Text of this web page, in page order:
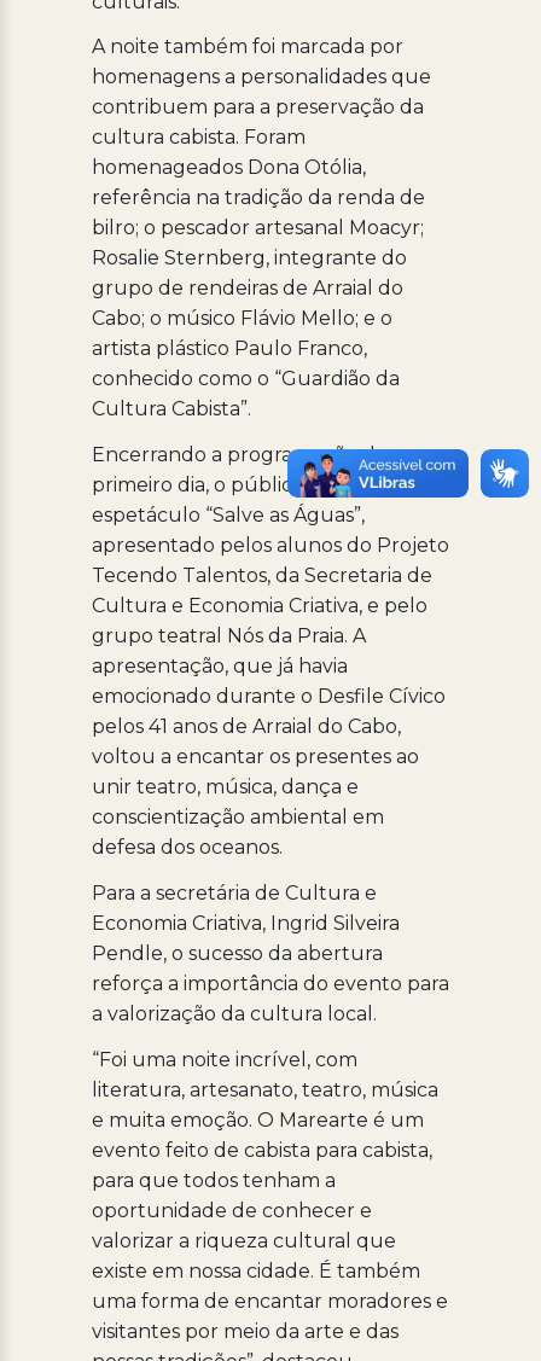
A noite também foi marcada por
homenagens a personalidades que
contribuem para a preservação da
cultura cabista. Foram
homenageados Dona Otólia,
referência na tradição da renda de
bilro; o pescador artesanal Moacyr;
Rosalie Sternberg, integrante do
grupo de rendeiras de Arraial do
Cabo; o músico Flávio Mello; e o
artista plástico Paulo Franco,
conhecido como o “Guardião da
Cultura Cabista”.
Encerrando a programação do
primeiro dia, o público pôde rever o
espetáculo “Salve as Águas”,
apresentado pelos alunos do Projeto
Tecendo Talentos, da Secretaria de
Cultura e Economia Criativa, e pelo
grupo teatral Nós da Praia. A
apresentação, que já havia
emocionado durante o Desfile Cívico
pelos 41 anos de Arraial do Cabo,
voltou a encantar os presentes ao
unir teatro, música, dança e
conscientização ambiental em
defesa dos oceanos.
Para a secretária de Cultura e
Economia Criativa, Ingrid Silveira
Pendle, o sucesso da abertura
reforça a importância do evento para
a valorização da cultura local.
“Foi uma noite incrível, com
literatura, artesanato, teatro, música
e muita emoção. O Marearte é um
evento feito de cabista para cabista,
para que todos tenham a
oportunidade de conhecer e
valorizar a riqueza cultural que
existe em nossa cidade. É também
uma forma de encantar moradores e
visitantes por meio da arte e das